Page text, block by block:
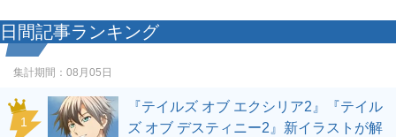
日間記事ランキング
集計期間： 08月05日
1
『テイルズ オブ エクシリア2』『テイル
ズ オブ デスティニー2』新イラストが解